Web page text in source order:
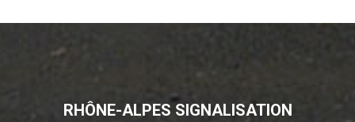
RHÔNE-ALPES SIGNALISATION